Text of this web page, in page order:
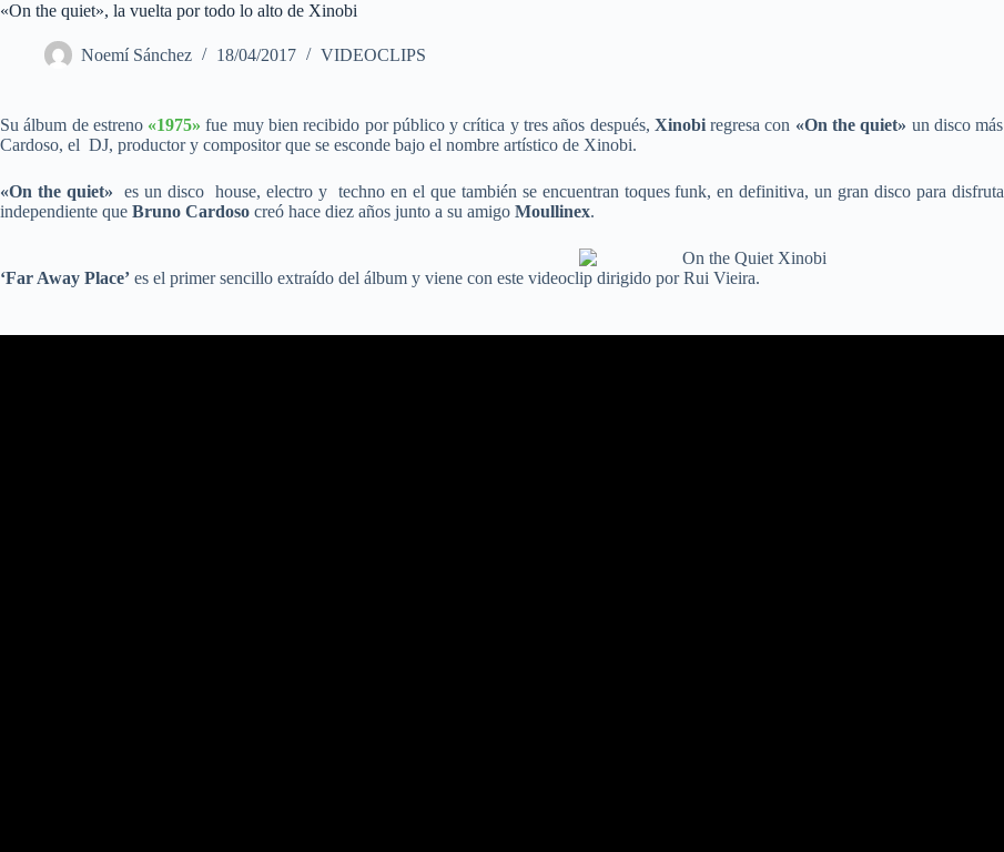
«On the quiet», la vuelta por todo lo alto de Xinobi
Noemí Sánchez 18/04/2017 VIDEOCLIPS
Su álbum de estreno «1975» fue muy bien recibido por público y crítica y tres años después, Xinobiregresa con «On the quiet» un disco
Cardoso, el DJ, productor y compositor que se esconde bajo el nombre artístico de Xinobi.
«On the quiet» es un disco house, electro y techno en el que también se encuentran toques funk, en definitiva, un gran disco para
independiente que Bruno Cardoso creó hace diez años junto a su amigo Moullinex.
‘Far Away Place’ es el primer sencillo extraído del álbum y viene con este videoclip dirigido por Rui Vieira.